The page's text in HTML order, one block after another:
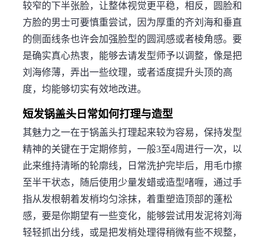
较窄的下半张脸，让整体视觉更平稳，相反，圆脸和
方脸的男士可要慎重尝试，因为厚重的齐刘海和垂直
的侧面线条也许会加强脸型的圆润感或者棱角感。要
是确实真心热衷，能够去请发型师予以调整，像是把
刘海修薄，弄出一些纹理，或者适度提升头顶的高
度，均能够切实有效地改进。
短发锅盖头日常如何打理与造型
其魅力之一在于锅盖头打理起来较为容易，保持发型
精神的关键在于定期修剪，一般3至4周进行一次，以
此来维持清晰的轮廓线，日常洗护完毕后，用毛巾擦
至半干状态，随后使用少量发蜡或造型啫喱，通过手
指从发根朝着发梢均匀涂抹，着重塑造顶部的蓬松
感，要是你期望有一些变化，能够尝试用发泥将刘海
轻轻抓出分线，或是把发梢处理得稍微有些不规整，